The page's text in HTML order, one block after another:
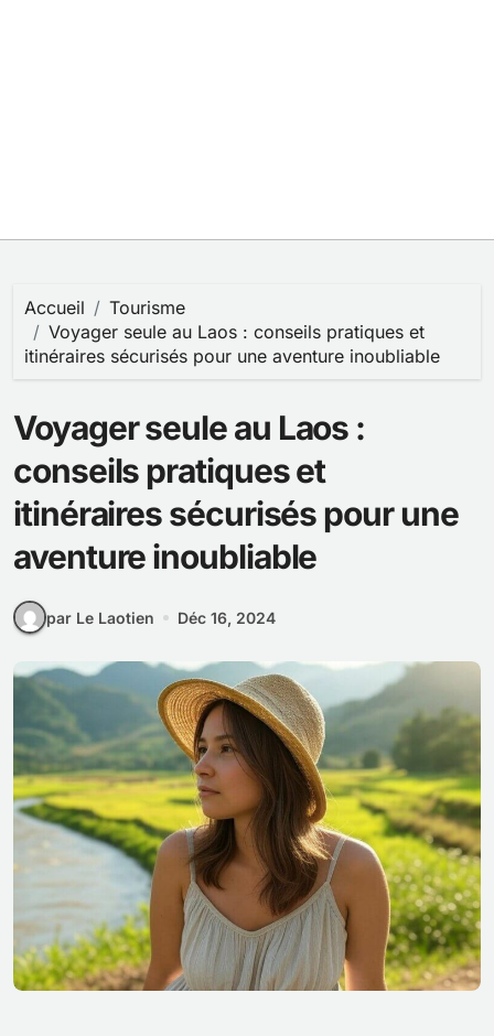
Accueil
Tourisme
Voyager seule au Laos : conseils pratiques et
itinéraires sécurisés pour une aventure inoubliable
Voyager seule au Laos :
conseils pratiques et
itinéraires sécurisés pour une
aventure inoubliable
par Le Laotien Déc 16, 2024